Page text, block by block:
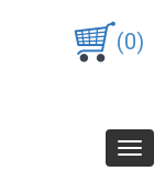
(0)